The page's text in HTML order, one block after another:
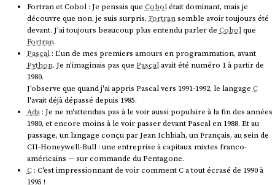
Fortran et Cobol : Je pensais que Cobolétait dominant, mais je
découvre que non, je suis surpris, Fortransemble avoir toujours été
devant. J'ai toujours beaucoup plus entendu parler de Cobolque
Fortran.
Pascal: L'un de mes premiers amours en programmation, avant
Python. Je n'imaginais pas que Pascalavait été numéro 1 à partir de
1980.
J'observe que quand j'ai appris Pascal vers 1991-1992, le langage C
l'avait déjà dépassé depuis 1985.
Ada: Je ne m'attendais pas à le voir aussi populaire à la fin des années
1980, et encore moins à le voir passer devant Pascal en 1988. Et au
passage, un langage conçu par Jean Ichbiah, un Français, au sein de
CII-Honeywell-Bull : une entreprise à capitaux mixtes franco-
américains — sur commande du Pentagone.
C: C'est impressionnant de voir comment C a tout écrasé de 1990 à
1995 !